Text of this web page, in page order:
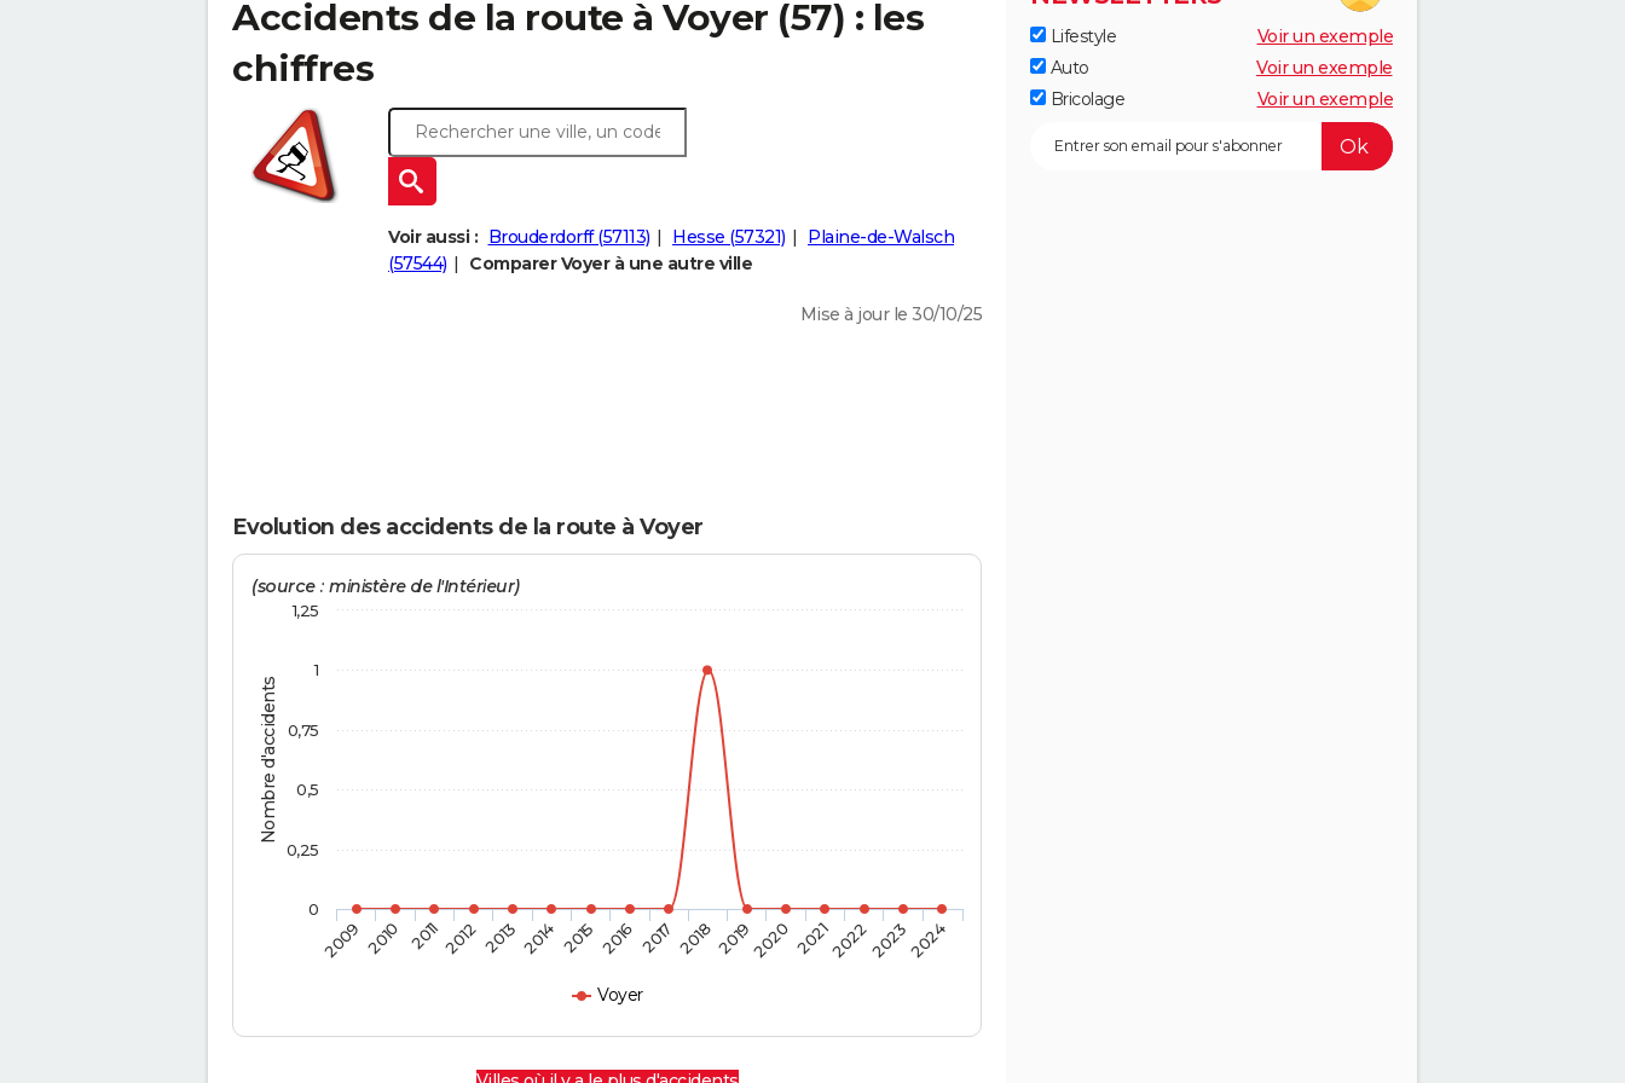
Accidents de la route à Voyer (57) : les
chiffres
Voir aussi : Brouderdorff (57113) Hesse (57321)
Plaine-de-Walsch
(57544)
Comparer Voyer à une autre ville
Mise à jour le 30/10/25
Evolution des accidents de la route à Voyer
Nombre d'accidents
(source : ministère de l'Intérieur)
Voyer
2009 2010 20112012 2013 2014 2015 2016 2017 201820192020 2021202220232024
0
0,25
0,5
0,75
1
1,25
Lifestyle
Voir un exemple
Auto
Voir un exemple
Bricolage
Voir un exemple